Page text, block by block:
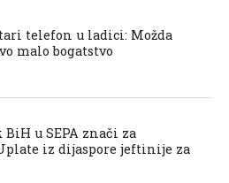
telefon u ladici: Možda
malo bogatstvo
BiH u SEPA znači za
iz dijaspore jeftinije za